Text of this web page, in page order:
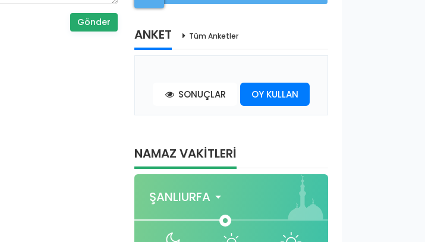
Gönder
ANKET Tüm Anketler
SONUÇLAR OY KULLAN
NAMAZ VAKİTLERİ
ŞANLIURFA